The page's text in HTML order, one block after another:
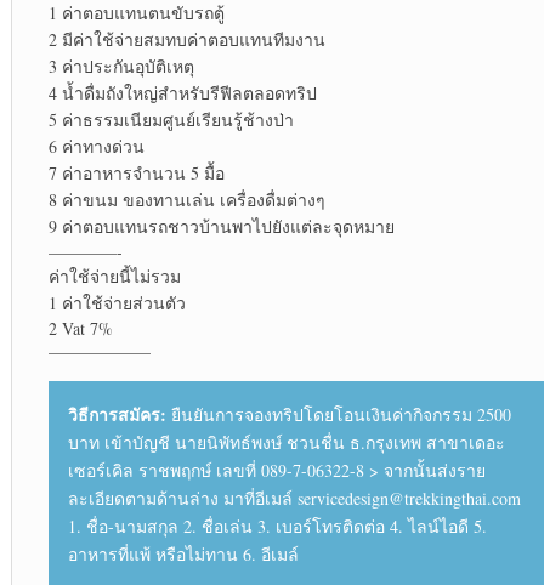
1 ค่าตอบแทนตนขับรถตู้
2 มีค่าใช้จ่ายสมทบค่าตอบแทนทีมงาน
3 ค่าประกันอุบัติเหตุ
4 น้ำดื่มถังใหญ่สำหรับรีฟีลตลอดทริป
5 ค่าธรรมเนียมศูนย์เรียนรู้ช้างป่า
6 ค่าทางด่วน
7 ค่าอาหารจำนวน 5 มื้อ
8 ค่าขนม ของทานเล่น เครื่องดื่มต่างๆ
9 ค่าตอบแทนรถชาวบ้านพาไปยังแต่ละจุดหมาย
————-
ค่าใช้จ่ายนี้ไม่รวม
1 ค่าใช้จ่ายส่วนตัว
2 Vat 7%
——————
วิธีการสมัคร: ยืนยันการจองทริปโดยโอนเงินค่ากิจกรรม 2500
บาท เข้าบัญชี นายนิพัทธ์พงษ์ ชวนชื่น ธ.กรุงเทพ สาขาเดอะ
เซอร์เคิล ราชพฤกษ์ เลขที่ 089-7-06322-8 > จากนั้นส่งราย
ละเอียดตามด้านล่าง มาที่อีเมล์ servicedesign@trekkingthai.com
1. ชื่อ-นามสกุล 2. ชื่อเล่น 3. เบอร์โทรติดต่อ 4. ไลน์ไอดี 5.
อาหารที่แพ้ หรือไม่ทาน 6. อีเมล์